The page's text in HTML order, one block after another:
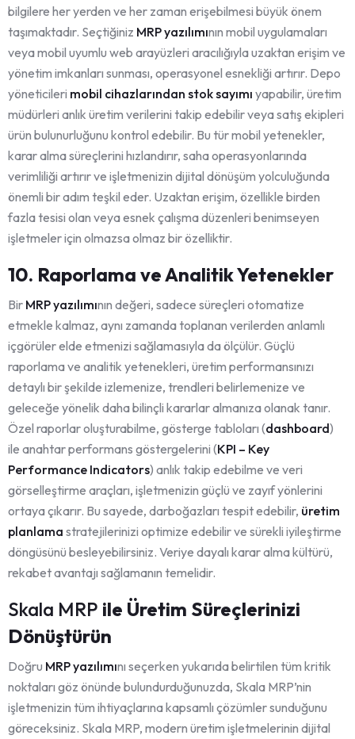
bilgilere her yerden ve her zaman erişebilmesi büyük önem
taşımaktadır. Seçtiğiniz MRP yazılımının mobil uygulamaları
veya mobil uyumlu web arayüzleri aracılığıyla uzaktan erişim ve
yönetim imkanları sunması, operasyonel esnekliği artırır. Depo
yöneticileri mobil cihazlarından stok sayımı yapabilir, üretim
müdürleri anlık üretim verilerini takip edebilir veya satış ekipleri
ürün bulunurluğunu kontrol edebilir. Bu tür mobil yetenekler,
karar alma süreçlerini hızlandırır, saha operasyonlarında
verimliliği artırır ve işletmenizin dijital dönüşüm yolculuğunda
önemli bir adım teşkil eder. Uzaktan erişim, özellikle birden
fazla tesisi olan veya esnek çalışma düzenleri benimseyen
işletmeler için olmazsa olmaz bir özelliktir.
10. Raporlama ve Analitik Yetenekler
Bir MRP yazılımının değeri, sadece süreçleri otomatize
etmekle kalmaz, aynı zamanda toplanan verilerden anlamlı
içgörüler elde etmenizi sağlamasıyla da ölçülür. Güçlü
raporlama ve analitik yetenekleri, üretim performansınızı
detaylı bir şekilde izlemenize, trendleri belirlemenize ve
geleceğe yönelik daha bilinçli kararlar almanıza olanak tanır.
Özel raporlar oluşturabilme, gösterge tabloları (dashboard)
ile anahtar performans göstergelerini (KPI – Key
Performance Indicators) anlık takip edebilme ve veri
görselleştirme araçları, işletmenizin güçlü ve zayıf yönlerini
ortaya çıkarır. Bu sayede, darboğazları tespit edebilir, üretim
planlama stratejilerinizi optimize edebilir ve sürekli iyileştirme
döngüsünü besleyebilirsiniz. Veriye dayalı karar alma kültürü,
rekabet avantajı sağlamanın temelidir.
Skala MRP ile Üretim Süreçlerinizi
Dönüştürün
Doğru MRP yazılımını seçerken yukarıda belirtilen tüm kritik
noktaları göz önünde bulundurduğunuzda, Skala MRP’nin
işletmenizin tüm ihtiyaçlarına kapsamlı çözümler sunduğunu
göreceksiniz. Skala MRP, modern üretim işletmelerinin dijital